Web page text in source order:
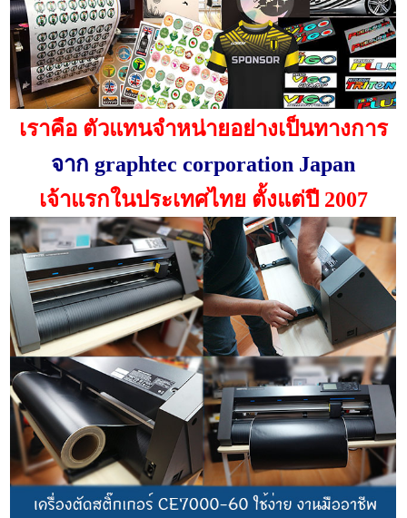
เราคือ ตัวแทนจำหน่ายอย่างเป็นทางการ
จาก graphtec corporation Japan
เจ้าแรกในประเทศไทย ตั้งแต่ปี 2007